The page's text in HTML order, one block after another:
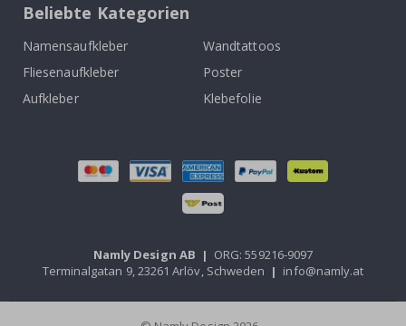
Beliebte Kategorien
Namensaufkleber
Wandtattoos
Fliesenaufkleber
Poster
Aufkleber
Klebefolie
Namly Design AB | ORG: 559216-9097
Terminalgatan 9, 23261 Arlöv, Schweden | info@namly.at